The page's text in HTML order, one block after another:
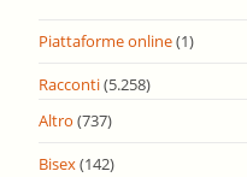
Piattaforme online(1)
Racconti(5.258)
Altro (737)
Bisex(142)